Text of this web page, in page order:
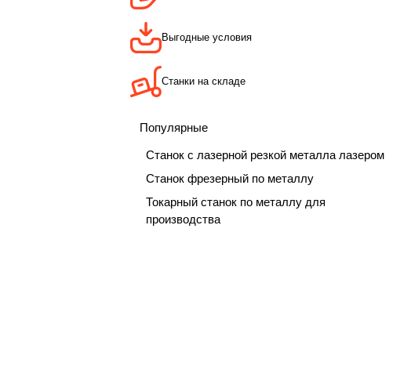
Выгодные условия
Станки на складе
Популярные
Станок с лазерной резкой металла лазером
Станок фрезерный по металлу
Токарный станок по металлу для
производства